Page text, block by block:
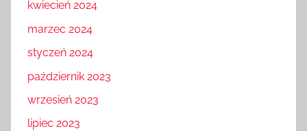
kwiecień 2024
marzec 2024
styczeń 2024
październik 2023
wrzesień 2023
lipiec 2023